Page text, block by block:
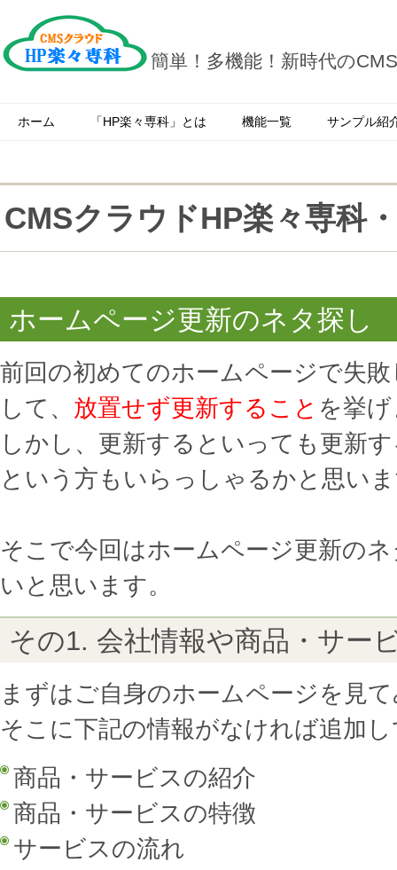
簡単！多機能！新時代の
ホーム 「HP楽々専科」とは 機能一覧 サンプル紹
CMSクラウドHP楽々専科
ホームページ更新のネタ探し
前回の初めてのホームページで失
して、 放置せず更新すること を挙
しかし、更新するといっても更新
という方もいらっしゃるかと思い
そこで今回はホームページ更新の
いと思います。
その1. 会社情報や商品・サー
まずはご自身のホームページを見
そこに下記の情報がなければ追加
商品・サービスの紹介
商品・サービスの特徴
サービスの流れ